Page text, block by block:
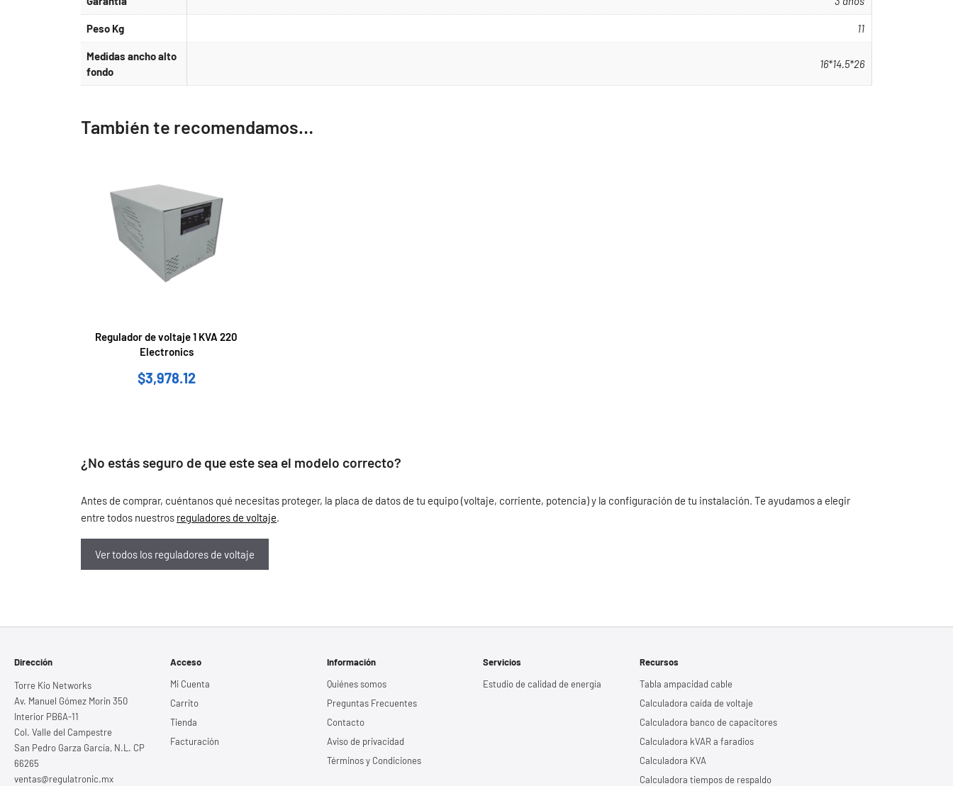
Peso Kg 11
Medidas ancho alto
fondo
16*14.5*26
También te recomendamos…
Regulador de voltaje 1 KVA 220
Electronics
$3,978.12
¿No estás seguro de que este sea el modelo correcto?
Antes de comprar, cuéntanos qué necesitas proteger, la placa de datos de tu equipo (voltaje, corriente, potencia) y la configuración de tu instalación. Te ayudamos a elegir
entre todos nuestros reguladores de voltaje.
Ver todos los reguladores de voltaje
Dirección
Torre Kio Networks
Av. Manuel Gómez Morin 350
Interior PB6A-11
Col. Valle del Campestre
San Pedro Garza García, N.L. CP
66265
ventas@regulatronic.mx
Acceso
Mi Cuenta
Carrito
Tienda
Facturación
Información
Quiénes somos
Preguntas Frecuentes
Contacto
Aviso de privacidad
Términos y Condiciones
Servicios
Estudio de calidad de energía
Recursos
Tabla ampacidad cable
Calculadora caída de voltaje
Calculadora banco de capacitores
Calculadora kVAR a faradios
Calculadora KVA
Calculadora tiempos de respaldo